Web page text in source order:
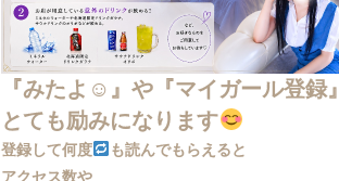
『みたよ☺︎』や『マイガール登録』
とても励みになります
登録して何度
も読んでもらえると
アクセス数や